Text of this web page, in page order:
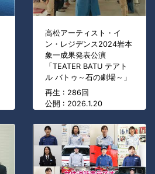
高松アーティスト・イ
ン・レジデンス2024岩本
象一成果発表公演
「TEATER BATU テアト
ル バトゥ～石の劇場～」
再生 : 286回
公開 : 2026.1.20